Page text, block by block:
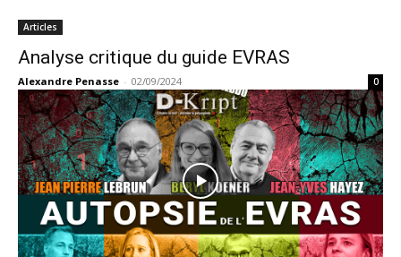
Articles
Analyse critique du guide EVRAS
Alexandre Penasse - 02/09/2024 0